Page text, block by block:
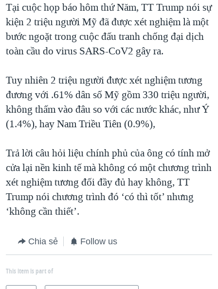
Tại cuộc họp báo hôm thứ Năm, TT Trump nói sự
kiện 2 triệu người Mỹ đã được xét nghiệm là một
bước ngoặt trong cuộc đấu tranh chống đại dịch
toàn cầu do virus SARS-CoV2 gây ra.
Tuy nhiên 2 triệu người được xét nghiệm tương
đương với .61% dân số Mỹ gồm 330 triệu người,
không thấm vào đâu so với các nước khác, như Ý
(1.4%), hay Nam Triều Tiên (0.9%),
Trả lời câu hỏi liệu chính phủ của ông có tính mở
cửa lại nền kinh tế mà không có một chương trình
xét nghiệm tương đối đầy đủ hay không, TT
Trump nói chương trình đó ‘có thì tốt’ nhưng
‘không cần thiết’.
Chia sẻ Follow us
This item is part of